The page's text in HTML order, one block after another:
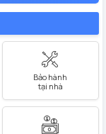
Bảo hành
tại nhà